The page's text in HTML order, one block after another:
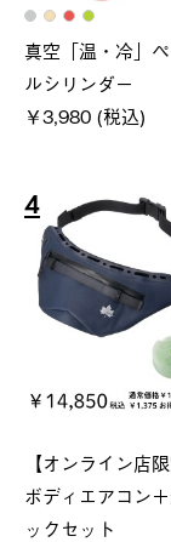
真空「温・冷」
ルシリンダー
￥3,980 (税込)
4
【オンライン店
ボディエアコン
ックセット